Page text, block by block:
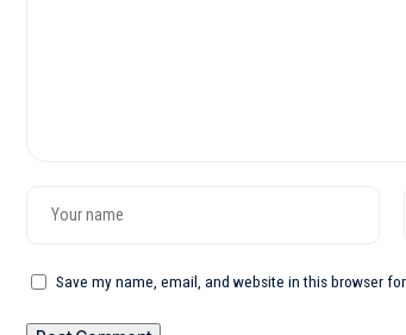
Save my name, email, and website in this browser